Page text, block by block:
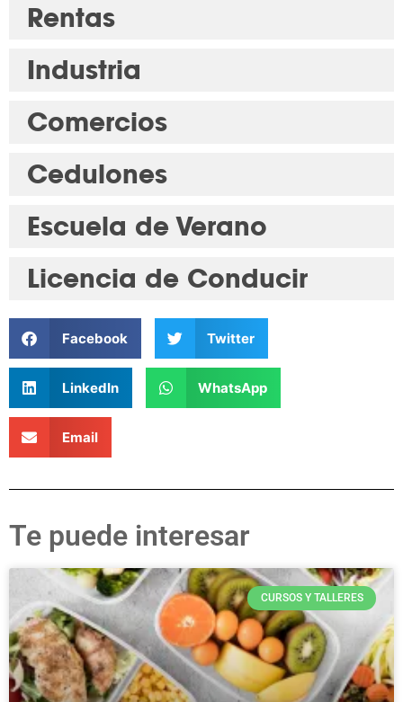
Rentas
Industria
Comercios
Cedulones
Escuela de Verano
Licencia de Conducir
Facebook Twitter
LinkedIn WhatsApp
Email
Te puede interesar
CURSOS Y TALLERES